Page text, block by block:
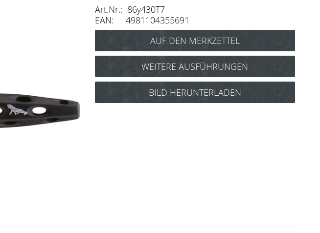
Art.Nr.: 86y430T7
EAN: 4981104355691
WEITERE AUSFÜHRUNGEN
Y.S. Park Tiger Carbonbürste
Nr.490 Art.Nr.: 86y490T6
Nr.680 Art.Nr.: 86y680T1
BILD HERUNTERLADEN